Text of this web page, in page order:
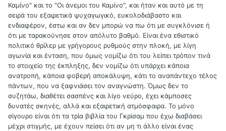
Καμίνο" και το "Οι άνεμοι του Καμίνο", και ήταν και αυτό με τη
σειρά του εξαιρετικά ψυχαγωγικό, ευκολοδιάβαστο και
ενδιαφέρον, έστω και αν δεν μπορώ να πω ότι με συγκλόνισε ή
ότι με ταρακούνησε στον απόλυτο βαθμό. Είναι ένα εθιστικό
πολιτικό θρίλερ με γρήγορους ρυθμούς στην πλοκή, με λίγη
αγωνία και ένταση, που όμως νομίζω ότι του λείπει τρόπον τινά
το στοιχείο της έκπληξης, δεν νομίζω ότι υπάρχει κάποια
ανατροπή, κάποια φοβερή αποκάλυψη, κάτι το αναπάντεχο τέλος
πάντων, που να ξαφνιάσει τον αναγνώστη. Όμως δεν το
συζητάω, διαθέτει σασπένς και λίγο νεύρο, έχει κάμποσες
δυνατές σκηνές, αλλά και εξαιρετική ατμόσφαιρα. Το μόνο
σίγουρο είναι ότι τα τρία βιβλία του Γκρίσαμ που έχω διαβάσει
μέχρι στιγμής, με έχουν πείσει ότι αν μη τι άλλο είναι ένας